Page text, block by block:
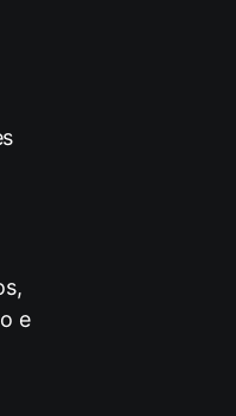
e